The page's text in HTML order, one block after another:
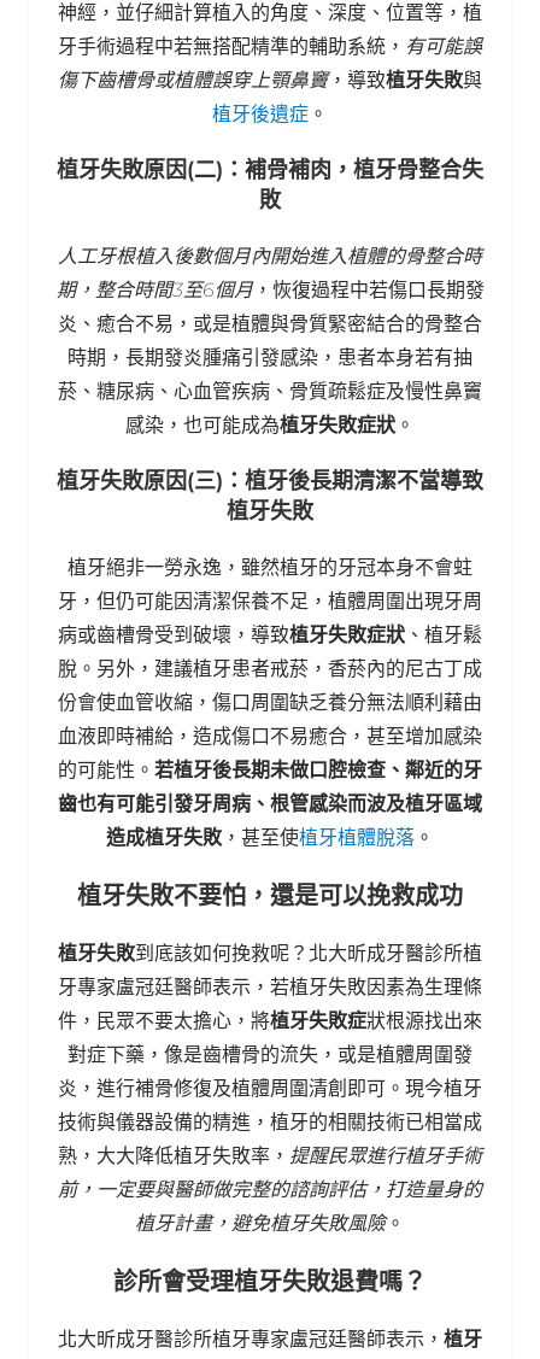
神經，並仔細計算植入的角度、深度、位置等，植
牙手術過程中若無搭配精準的輔助系統， 有可能誤
傷下齒槽骨或植體誤穿上顎鼻竇，導致植牙失敗與
植牙後遺症 。
植牙失敗原因(二)：補骨補肉，植牙骨整合失
敗
人工牙根植入後數個月內開始進入植體的骨整合時
期，整合時間3至6個月，恢復過程中若傷口長期發
炎、癒合不易，或是植體與骨質緊密結合的骨整合
時期，長期發炎腫痛引發感染，患者本身若有抽
菸、糖尿病、心血管疾病、骨質疏鬆症及慢性鼻竇
感染，也可能成為植牙失敗症狀 。
植牙失敗原因(三)：植牙後長期清潔不當導致
植牙失敗
植牙絕非一勞永逸，雖然植牙的牙冠本身不會蛀
牙，但仍可能因清潔保養不足，植體周圍出現牙周
病或齒槽骨受到破壞，導致植牙失敗症狀 、植牙鬆
脫。另外，建議植牙患者戒菸，香菸內的尼古丁成
份會使血管收縮，傷口周圍缺乏養分無法順利藉由
血液即時補給，造成傷口不易癒合，甚至增加感染
的可能性。 若植牙後長期未做口腔檢查、鄰近的牙
齒也有可能引發牙周病、根管感染而波及植牙區域
造成植牙失敗 ，甚至使植牙植體脫落 。
植牙失敗不要怕，還是可以挽救成功
植牙失敗到底該如何挽救呢？北大昕成牙醫診所植
牙專家盧冠廷醫師表示，若植牙失敗因素為生理條
件，民眾不要太擔心，將植牙失敗症狀根源找出來
對症下藥，像是齒槽骨的流失，或是植體周圍發
炎，進行補骨修復及植體周圍清創即可。現今植牙
技術與儀器設備的精進，植牙的相關技術已相當成
熟，大大降低植牙失敗率， 提醒民眾進行植牙手術
前，一定要與醫師做完整的諮詢評估，打造量身的
植牙計畫，避免植牙失敗風險。
診所會受理植牙失敗退費嗎？
北大昕成牙醫診所植牙專家盧冠廷醫師表示， 植牙